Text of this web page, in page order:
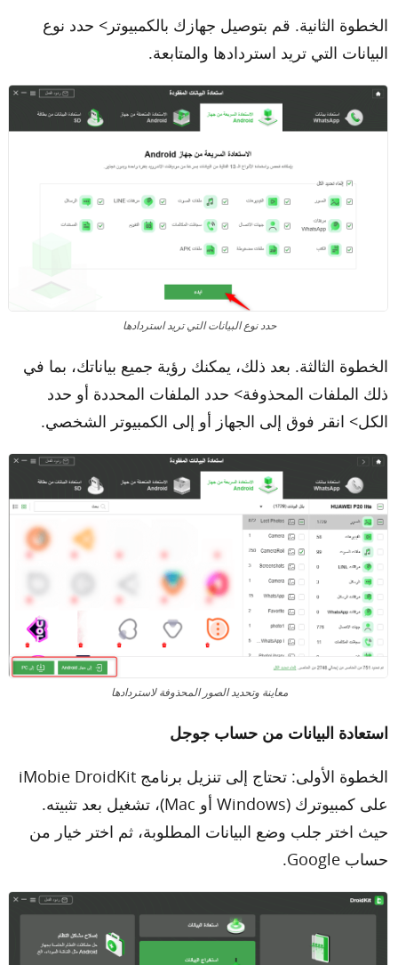
الخطوة الثانية. قم بتوصيل جهازك بالكمبيوتر> حدد نوع
البيانات التي تريد استردادها والمتابعة.
حدد نوع البيانات التي تريد استردادها
الخطوة الثالثة. بعد ذلك، يمكنك رؤية جميع بياناتك، بما في
ذلك الملفات المحذوفة> حدد الملفات المحددة أو حدد
الكل> انقر فوق إلى الجهاز أو إلى الكمبيوتر الشخصي.
معاينة وتحديد الصور المحذوفة لاستردادها
استعادة البيانات من حساب جوجل
الخطوة الأولى: تحتاج إلى تنزيل برنامج iMobie DroidKit
على كمبيوترك (Windows أو Mac)، تشغيل بعد تثبيته.
حيث اختر جلب وضع البيانات المطلوبة، ثم اختر خيار من
حساب Google.